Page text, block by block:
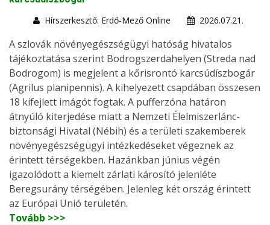
Hírszerkesztő: Erdő-Mező Online
2026.07.21.
A szlovák növényegészségügyi hatóság hivatalos
tájékoztatása szerint Bodrogszerdahelyen (Streda nad
Bodrogom) is megjelent a kőrisrontó karcsúdíszbogár
(Agrilus planipennis). A kihelyezett csapdában összesen
18 kifejlett imágót fogtak. A pufferzóna határon
átnyúló kiterjedése miatt a Nemzeti Élelmiszerlánc-
biztonsági Hivatal (Nébih) és a területi szakemberek
növényegészségügyi intézkedéseket végeznek az
érintett térségekben. Hazánkban június végén
igazolódott a kiemelt zárlati károsító jelenléte
Beregsurány térségében. Jelenleg két ország érintett
az Európai Unió területén.
Tovább >>>